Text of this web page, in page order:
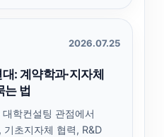
2026.07.25
: 계약학과·지자체
는 법
학컨설팅 관점에서
초지자체 협력, R&D